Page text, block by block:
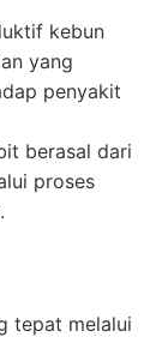
kebun
yang
penyakit
berasal dari
proses
tepat melalui